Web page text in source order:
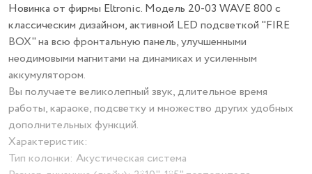
Новинка от фирмы Eltronic. Модель 20-03 WAVE 800 с
классическим дизайном, активной LED подсветкой "FIRE
BOX" на всю фронтальную панель, улучшенными
неодимовыми магнитами на динамиках и усиленным
аккумулятором.
Вы получаете великолепный звук, длительное время
работы, караоке, подсветку и множество других удобных
дополнительных функций.
Характеристик:
Тип колонки: Акустическая система